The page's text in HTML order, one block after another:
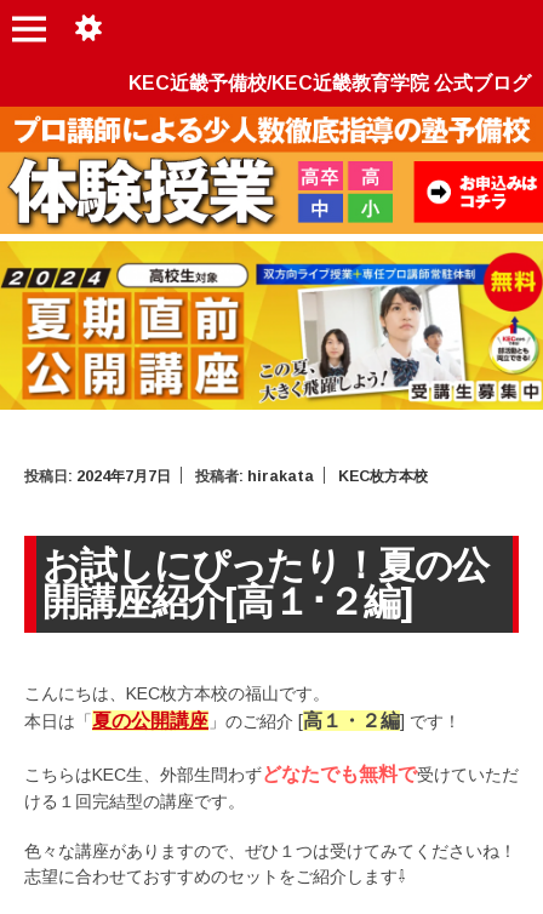
KEC近畿予備校/KEC近畿教育学院 公式ブログ
投稿日: 2024年7月7日 投稿者: hirakata KEC枚方本校
お試しにぴったり！夏の公
開講座紹介[高１･２編]
こんにちは、KEC枚方本校の福山です。
本日は「夏の公開講座 」のご紹介 [高１・２編] です！
こちらはKEC生、外部生問わずどなたでも無料で受けていただ
ける１回完結型の講座です。
色々な講座がありますので、ぜひ１つは受けてみてくださいね！
志望に合わせておすすめのセットをご紹介します⇩